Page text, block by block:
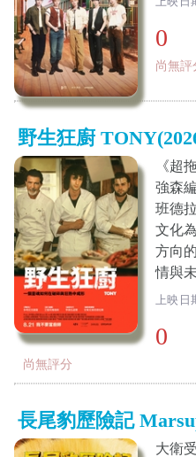
0
尚無評
野生狂廚
《超
強森
班德
文化
方向
情與
上映日
0
尚無評分
長尾豹歷險記
大衛